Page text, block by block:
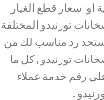
او اسعار قطع الغيار
تورنيدو المختلفة
ستجد رد مناسب لك من
تورنيدو , كل ما
رقم خدمة عملاء
.